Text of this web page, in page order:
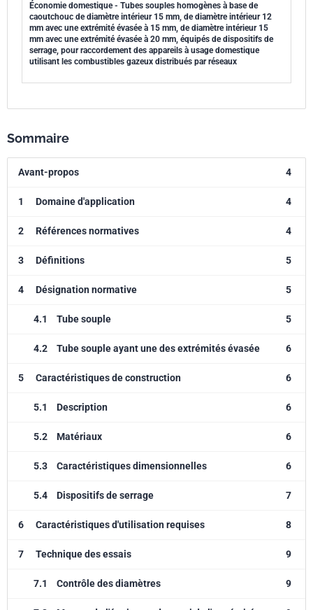
Économie domestique - Tubes souples homogènes à base de
caoutchouc de diamètre intérieur 15 mm, de diamètre intérieur 12
mm avec une extrémité évasée à 15 mm, de diamètre intérieur 15
mm avec une extrémité évasée à 20 mm, équipés de dispositifs de
serrage, pour raccordement des appareils à usage domestique
utilisant les combustibles gazeux distribués par réseaux
Sommaire
Avant-propos 4
1 Domaine d'application 4
2 Références normatives 4
3 Définitions 5
4 Désignation normative 5
4.1 Tube souple 5
4.2 Tube souple ayant une des extrémités évasée 6
5 Caractéristiques de construction 6
5.1 Description 6
5.2 Matériaux 6
5.3 Caractéristiques dimensionnelles 6
5.4 Dispositifs de serrage 7
6 Caractéristiques d'utilisation requises 8
7 Technique des essais 9
7.1 Contrôle des diamètres 9